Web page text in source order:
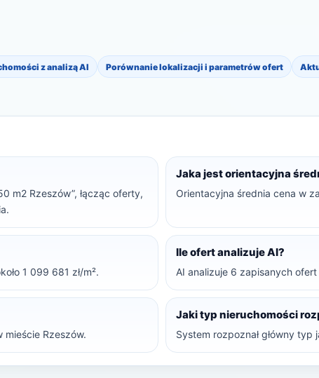
z analizą AI Porównanie lokalizacji i parametrów ofert
m2 Rzeszów”, łącząc oferty,
Jaka jest orientacyjna
Orientacyjna średnia cena w
1 099 681 zł/m².
Ile ofert analizuje AI?
AI analizuje 6 zapisanych
Rzeszów.
Jaki typ nieruchomości
System rozpoznał główny typ